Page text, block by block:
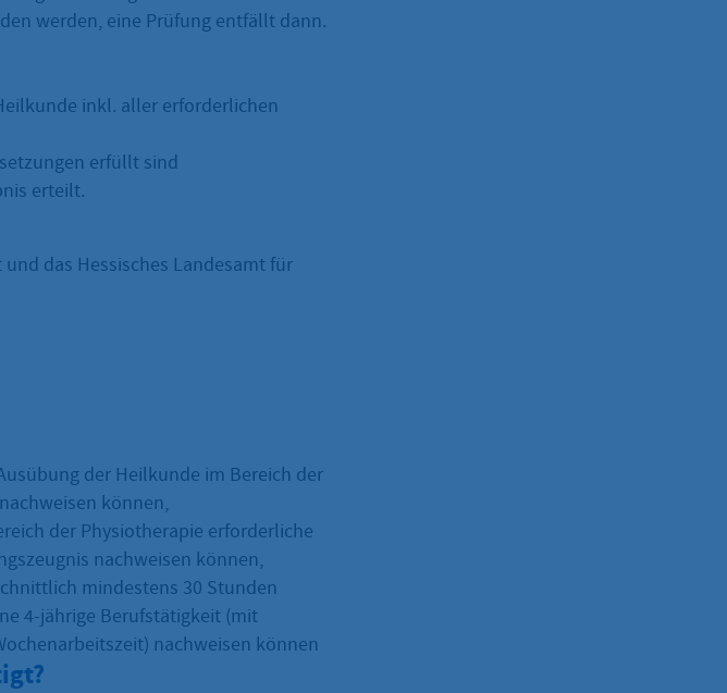
werden, eine Prüfung entfällt dann.
inkl. aller erforderlichen
erfüllt sind
erteilt.
das Hessisches Landesamt für
der Heilkunde im Bereich der
können,
der Physiotherapie erforderliche
nachweisen können,
mindestens 30 Stunden
4-jährige Berufstätigkeit (mit
nachweisen können